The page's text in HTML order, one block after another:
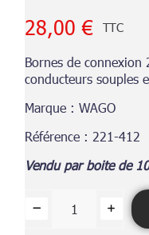
28,00 € TTC
Bornes de connexion
conducteurs souples
Marque : WAGO
Référence : 221-412
Vendu par boite de